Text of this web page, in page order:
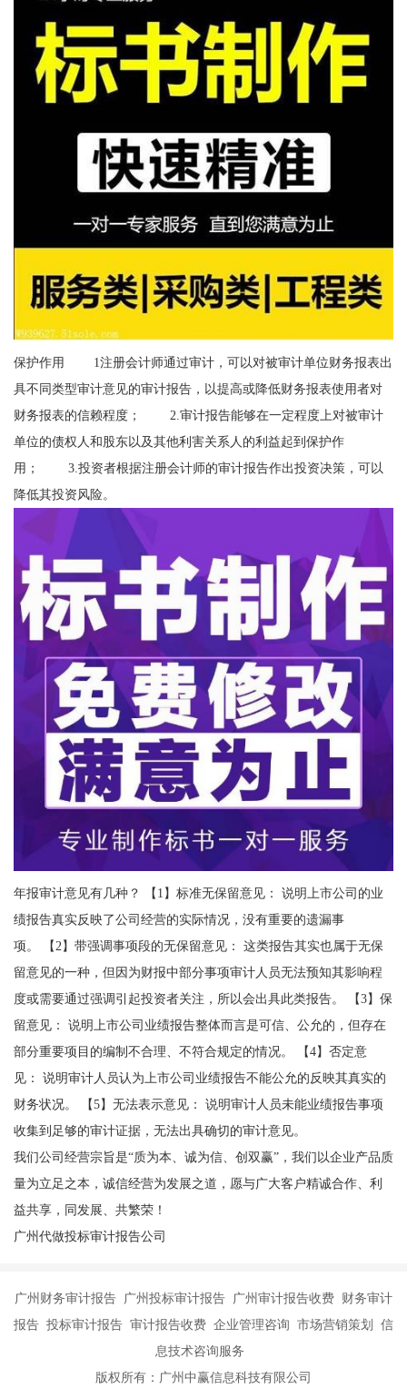
保护作用 1注册会计师通过审计，可以对被审计单位财务报表出
具不同类型审计意见的审计报告，以提高或降低财务报表使用者对
财务报表的信赖程度； 2.审计报告能够在一定程度上对被审计
单位的债权人和股东以及其他利害关系人的利益起到保护作
用； 3.投资者根据注册会计师的审计报告作出投资决策，可以
降低其投资风险。
年报审计意见有几种？ 【1】标准无保留意见： 说明上市公司的业
绩报告真实反映了公司经营的实际情况，没有重要的遗漏事
项。 【2】带强调事项段的无保留意见： 这类报告其实也属于无保
留意见的一种，但因为财报中部分事项审计人员无法预知其影响程
度或需要通过强调引起投资者关注，所以会出具此类报告。 【3】保
留意见： 说明上市公司业绩报告整体而言是可信、公允的，但存在
部分重要项目的编制不合理、不符合规定的情况。 【4】否定意
见： 说明审计人员认为上市公司业绩报告不能公允的反映其真实的
财务状况。 【5】无法表示意见： 说明审计人员未能业绩报告事项
收集到足够的审计证据，无法出具确切的审计意见。
我们公司经营宗旨是“质为本、诚为信、创双赢”，我们以企业产品质
量为立足之本，诚信经营为发展之道，愿与广大客户精诚合作、利
益共享，同发展、共繁荣！
广州代做投标审计报告公司
广州财务审计报告 广州投标审计报告 广州审计报告收费 财务审计
报告 投标审计报告 审计报告收费 企业管理咨询 市场营销策划 信
息技术咨询服务
版权所有：广州中赢信息科技有限公司